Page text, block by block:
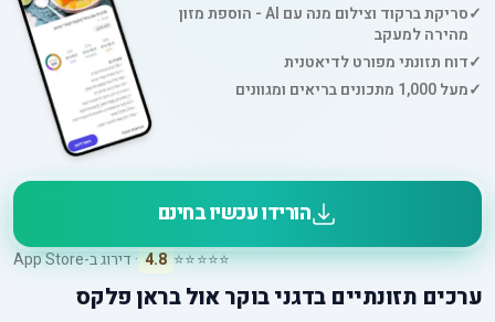
✓
סריקת ברקוד וצילום מנה עם AI - הוספת מזון
מהירה למעקב
✓דוח תזונתי מפורט לדיאטנית
✓מעל 1,000 מתכונים בריאים ומגוונים
הורידו עכשיו בחינם
⭐⭐⭐⭐⭐
4.8 · דירוג ב-App Store
ערכים תזונתיים בדגני בוקר אול בראן פלקס